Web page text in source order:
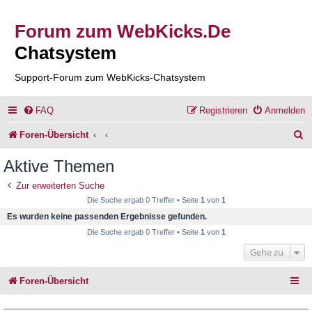
Forum zum WebKicks.De
Chatsystem
Support-Forum zum WebKicks-Chatsystem
FAQ Anmelden
Registrieren
Foren-Übersicht
Aktive Themen
Zur erweiterten Suche
Die Suche ergab 0 Treffer • Seite 1 von 1
Es wurden keine passenden Ergebnisse gefunden.
Die Suche ergab 0 Treffer • Seite 1 von 1
Gehe zu
Foren-Übersicht